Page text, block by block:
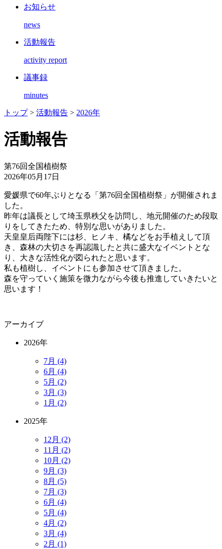
お知らせ
news
活動報告
activity report
議事録
minutes
トップ> 活動報告 > 2026年
活動報告
第76回全国植樹祭
2026年05月17日
愛媛県で60年ぶりとなる「第76回全国植樹祭」が開催されま
した。
昨年は議長として埼玉県秩父を訪問し、地元開催のため段取
りをしてきたため、特別な思いがありました。
天皇皇后両陛下には杉、ヒノキ、橘などをお手植えして頂
き、森林の大切さを再認識したと共に盛大なイベントとな
り、大きな活性化が図られたと思います。
私も植樹し、イベントにも参加させて頂きました。
森を守っていく施策を微力ながら今後も推進していきたいと
思います！
アーカイブ
2026年
7月 (4)
6月 (4)
5月 (2)
3月 (3)
1月 (2)
2025年
12月 (2)
11月 (2)
10月 (2)
9月 (3)
8月 (5)
7月 (3)
6月 (4)
5月 (4)
4月 (2)
3月 (4)
2月 (1)